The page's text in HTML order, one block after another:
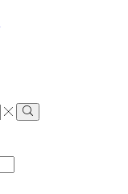
Search